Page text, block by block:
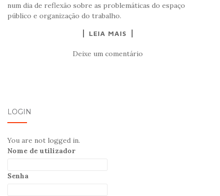
num dia de reflexão sobre as problemáticas do espaço
público e organização do trabalho.
LEIA MAIS
Deixe um comentário
LOGIN
You are not logged in.
Nome de utilizador
Senha